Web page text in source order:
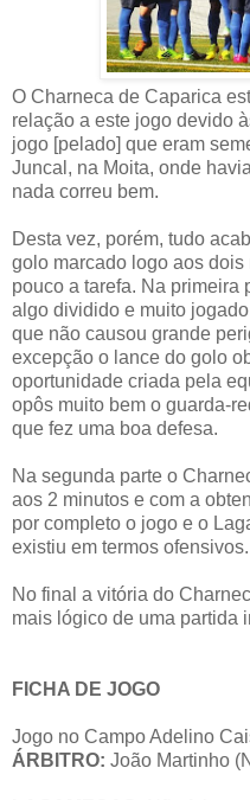
O Charneca de Caparica
relação a este jogo devido
jogo [pelado] que eram
Juncal, na Moita, onde
nada correu bem.
Desta vez, porém, tudo
golo marcado logo aos
pouco a tarefa. Na primeira
algo dividido e muito
que não causou grande
excepção o lance do golo
oportunidade criada pela
opôs muito bem o guarda-
que fez uma boa defesa.
Na segunda parte o
aos 2 minutos e com a
por completo o jogo e o
existiu em termos ofensivos.
No final a vitória do
mais lógico de uma partida
FICHA DE JOGO
Jogo no Campo Adelino
ÁRBITRO: João Martinho